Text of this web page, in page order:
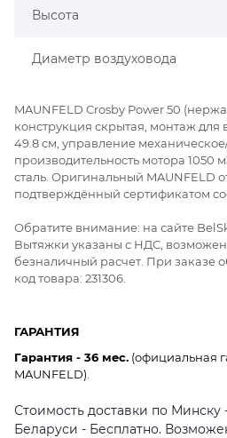
Высота
Диаметр воздуховода
MAUNFELD Crosby Power 50
конструкция скрытая, монтаж
49.8 см, управление
производительность мотора 1050
сталь. Оригинальный MAUNFELD
подтверждённый сертификатом
Обратите внимание: на сайте
Вытяжки указаны с НДС,
безналичный расчет. При заказе
код товара: 231306.
ГАРАНТИЯ
Гарантия - 36 мес. (официальная
MAUNFELD).
Стоимость доставки по Минску
Беларуси - Бесплатно.